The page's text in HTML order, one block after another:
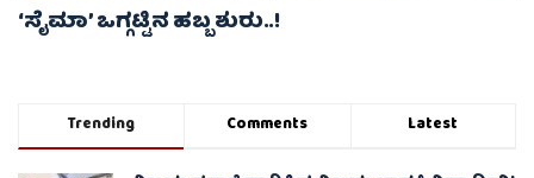
‘ಸೈಮಾ’ ಒಗ್ಗಟ್ಟಿನ ಹಬ್ಬ ಶುರು..!
Trending Comments Latest